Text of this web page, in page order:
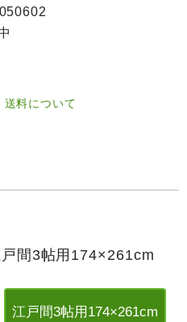
料について
間3帖用174×261cm
江戸間3帖用174×261cm